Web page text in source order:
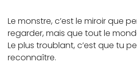
Le monstre, c’est le miroir que
regarder, mais que tout le
Le plus troublant, c’est que tu
reconnaître.